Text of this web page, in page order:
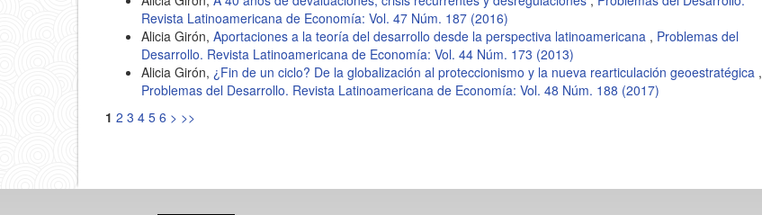
Revista Latinoamericana de Economía: Vol. 47 Núm. 187 (2016)
Alicia Girón, Aportaciones a la teoría del desarrollo desde la perspectiva latinoamericana , Problemas del
Desarrollo. Revista Latinoamericana de Economía: Vol. 44 Núm. 173 (2013)
Alicia Girón, ¿Fin de un ciclo? De la globalización al proteccionismo y la nueva rearticulación geoestratégica ,
Problemas del Desarrollo. Revista Latinoamericana de Economía: Vol. 48 Núm. 188 (2017)
1 2 3 4 5 6 > >>